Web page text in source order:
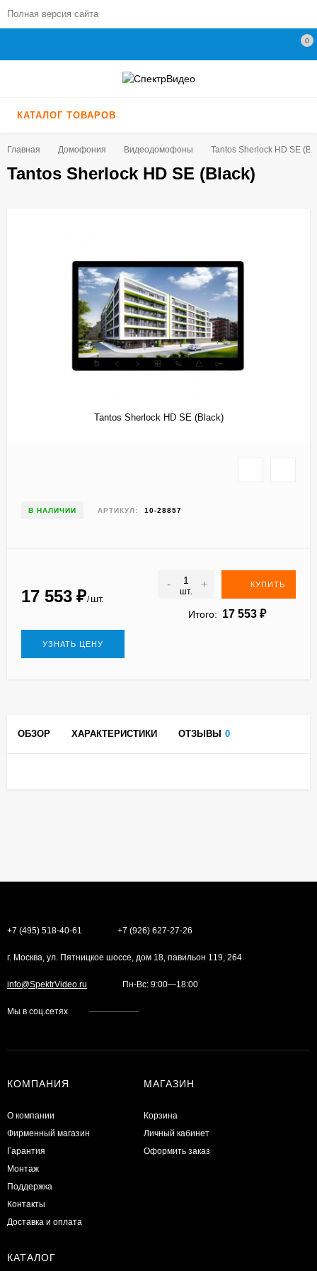
Полная версия сайта
0
КАТАЛОГ ТОВАРОВ
Главная Домофония Видеодомофоны ​​Tantos Sherlock HD SE
​​Tantos Sherlock HD SE (Black)
​​Tantos Sherlock HD SE (Black)
В НАЛИЧИИ АРТИКУЛ: 10-28857
17 553 ₽/ шт.
-
шт.
+ КУПИТЬ
Итого: 17 553 ₽
УЗНАТЬ ЦЕНУ
ОБЗОР ХАРАКТЕРИСТИКИ ОТЗЫВЫ 0
+7 (495) 518-40-61 +7 (926) 627-27-26
г. Москва, ул. Пятницкое шоссе, дом 18, павильон 119, 264
info@SpektrVideo.ru Пн-Вс: 9:00—18:00
Мы в соц.сетях
КОМПАНИЯ
О компании
Фирменный магазин
Гарантия
Монтаж
Поддержка
Контакты
Доставка и оплата
МАГАЗИН
Корзина
Личный кабинет
Оформить заказ
КАТАЛОГ